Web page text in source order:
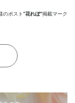
のポスト“花れぽ”掲載マーク